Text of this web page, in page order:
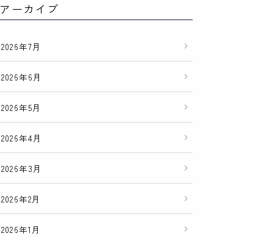
アーカイブ
2026年7月
2026年6月
2026年5月
2026年4月
2026年3月
2026年2月
2026年1月